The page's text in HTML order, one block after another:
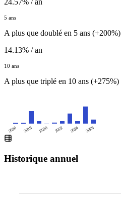
5 ans
A plus que doublé en 5 ans (+200%)
14.13% / an
10 ans
A plus que triplé en 10 ans (+275%)
2016 2018 2020 2022 2024 2026
Historique annuel